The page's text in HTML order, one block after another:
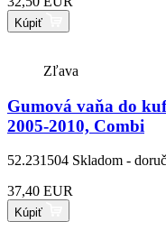
Kúpiť
Zľava
Gumová vaňa do
2005-2010, Combi
52.231504 Skladom -
37,40 EUR
Kúpiť